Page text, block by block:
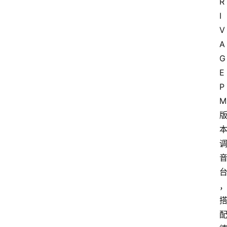
I
V
A
G
E
P
M
版
本
调
音
台
，
搭
配